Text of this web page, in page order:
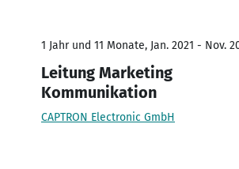
1 Jahr und 11 Monate, Jan. 2021 - Nov.
Leitung Marketing
Kommunikation
CAPTRON Electronic GmbH